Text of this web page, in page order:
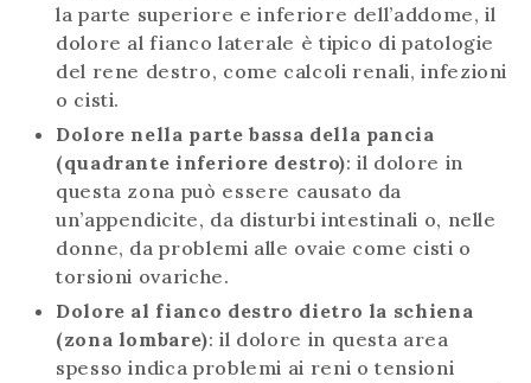
la parte superiore e inferiore dell’addome, il
dolore al fianco laterale è tipico di patologie
del rene destro, come calcoli renali, infezioni
o cisti.
Dolore nella parte bassa della pancia
(quadrante inferiore destro): il dolore in
questa zona può essere causato da
un’appendicite, da disturbi intestinali o, nelle
donne, da problemi alle ovaie come cisti o
torsioni ovariche.
Dolore al fianco destro dietro la schiena
(zona lombare): il dolore in questa area
spesso indica problemi ai reni o tensioni